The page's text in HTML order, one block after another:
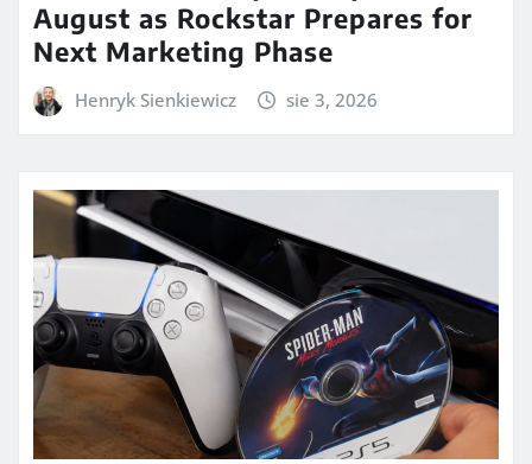
August as Rockstar Prepares for
Next Marketing Phase
Henryk Sienkiewicz sie 3, 2026